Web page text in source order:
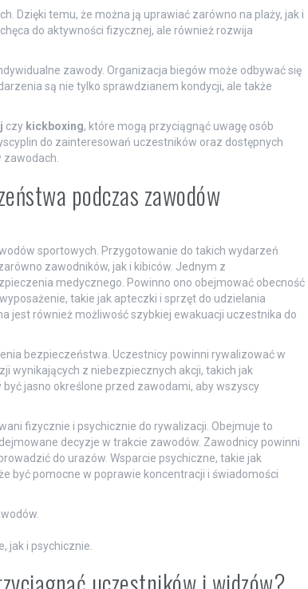
Dzięki temu, że można ją uprawiać zarówno na plaży, jak i
do aktywności fizycznej, ale również rozwija
zawody. Organizacja biegów może odbywać się
są nie tylko sprawdzianem kondycji, ale także
czy kickboxing, które mogą przyciągnąć uwagę osób
do zainteresowań uczestników oraz dostępnych
zawodach.
podczas zawodów
sportowych. Przygotowanie do takich wydarzeń
zawodników, jak i kibiców. Jednym z
medycznego. Powinno ono obejmować obecność
takie jak apteczki i sprzęt do udzielania
jest również możliwość szybkiej ewakuacji uczestnika do
bezpieczeństwa. Uczestnicy powinni rywalizować w
wynikających z niebezpiecznych akcji, takich jak
jasno określone przed zawodami, aby wszyscy
fizycznie i psychicznie do rywalizacji. Obejmuje to
decyzje w trakcie zawodów. Zawodnicy powinni
do urazów. Wsparcie psychiczne, takie jak
być pomocne w poprawie koncentracji i świadomości
jak i psychicznie.